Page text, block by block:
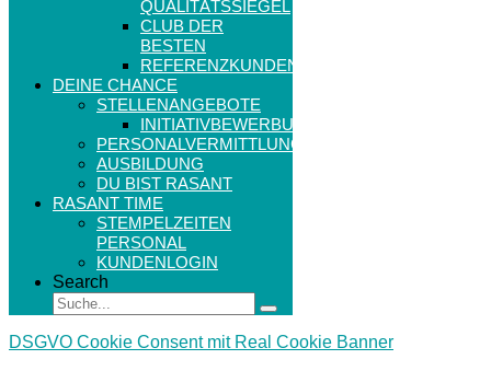
QUALITÄTSSIEGEL
CLUB DER
BESTEN
REFERENZKUNDEN
DEINE CHANCE
STELLENANGEBOTE
INITIATIVBEWERBUNG
PERSONALVERMITTLUNG
AUSBILDUNG
DU BIST RASANT
RASANT TIME
STEMPELZEITEN
PERSONAL
KUNDENLOGIN
Search
DSGVO Cookie Consent mit Real Cookie Banner